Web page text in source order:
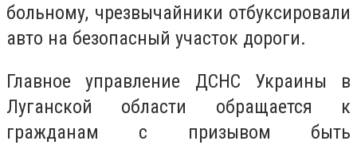
больному, чрезвычайники отбуксировали
авто на безопасный участок дороги.
Главное управление ДСНС Украины в
Луганской области обращается к
гражданам с призывом быть